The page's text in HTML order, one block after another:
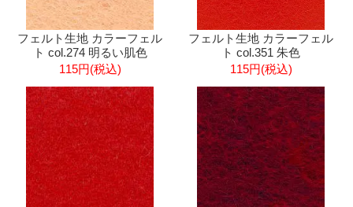
フェルト生地 カラーフェル
ト col.274 明るい肌色
115円(税込)
フェルト生地 カラーフェル
ト col.351 朱色
115円(税込)